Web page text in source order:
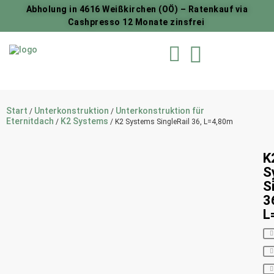
Abholung in 4616 Weißkirchen (OÖ) – Ratenkauf via
Cashpresso 12 Monate zinsfrei
Start / Unterkonstruktion / Unterkonstruktion für
Eternitdach / K2 Systems / K2 Systems SingleRail 36, L=4,80m